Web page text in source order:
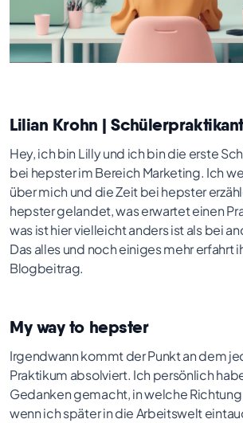
Lilian Krohn |
Hey, ich bin Lilly und ich bin die erste
bei hepster im Bereich Marketing. Ich
über mich und die Zeit bei hepster
hepster gelandet, was erwartet einen
was ist hier vielleicht anders ist als bei
Das alles und noch einiges mehr erfahrt
Blogbeitrag.
My way to hepster
Irgendwann kommt der Punkt an dem
Praktikum absolviert. Ich persönlich
Gedanken gemacht, in welche
wenn ich später in die Arbeitswelt